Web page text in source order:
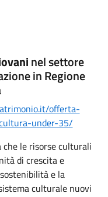
nel settore
in Regione
offerta-
under-35/
che le risorse culturali
di crescita e
e la
culturale nuovi